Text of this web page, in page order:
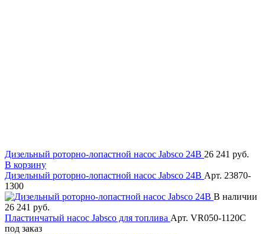
Дизельный роторно-лопастной насос Jabsco 24В 26 241 руб.
В корзину
Дизельный роторно-лопастной насос Jabsco 24В Арт. 23870-
1300
В наличии
26 241 руб.
Пластинчатый насос Jabsco для топлива Арт. VR050-1120C
под заказ